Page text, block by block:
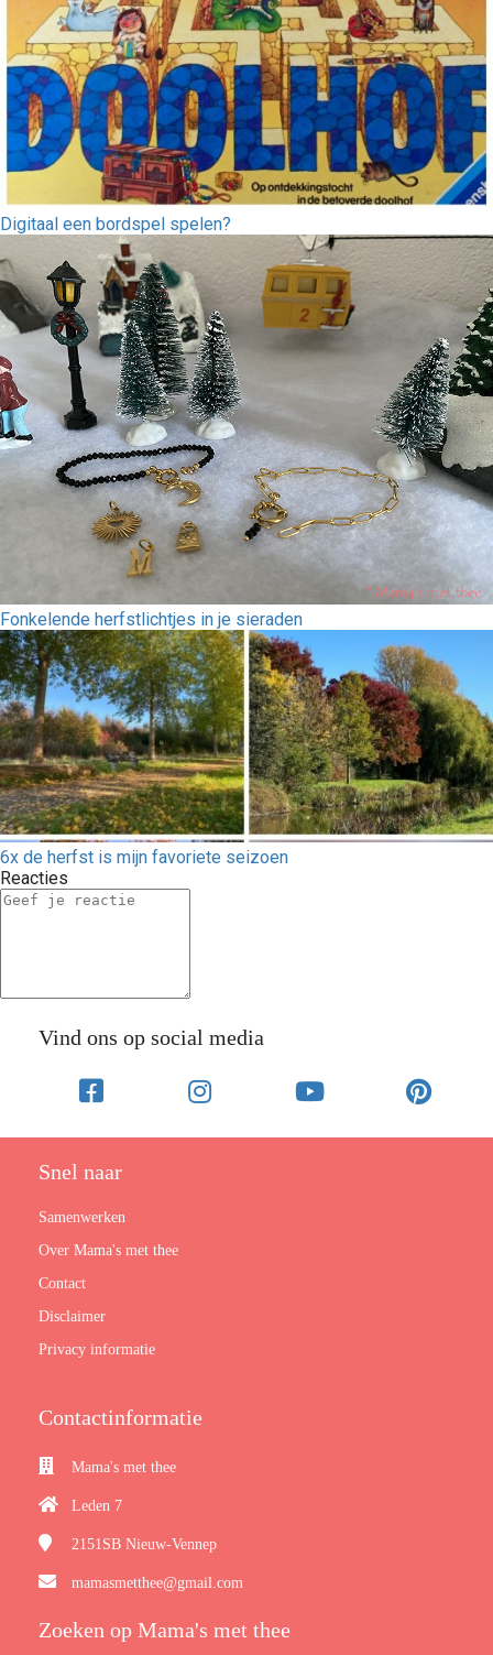
Digitaal een bordspel spelen?
Fonkelende herfstlichtjes in je sieraden
6x de herfst is mijn favoriete seizoen
Reacties
Vind ons op social media
Snel naar
Samenwerken
Over Mama's met thee
Contact
Disclaimer
Privacy informatie
Contactinformatie
Mama's met thee
Leden 7
2151SB Nieuw-Vennep
mamasmetthee@gmail.com
Zoeken op Mama's met thee